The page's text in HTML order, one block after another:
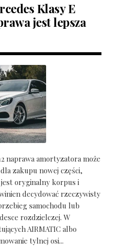
Klasy E
jest lepsza
naprawa amortyzatora może
zakupu nowej części,
jest oryginalny korpus i
decydować rzeczywisty
samochodu lub
rozdzielczej. W
AIRMATIC albo
tylnej osi...